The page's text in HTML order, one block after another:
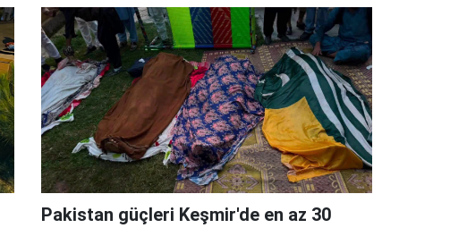
Pakistan güçleri Keşmir'de en az 30